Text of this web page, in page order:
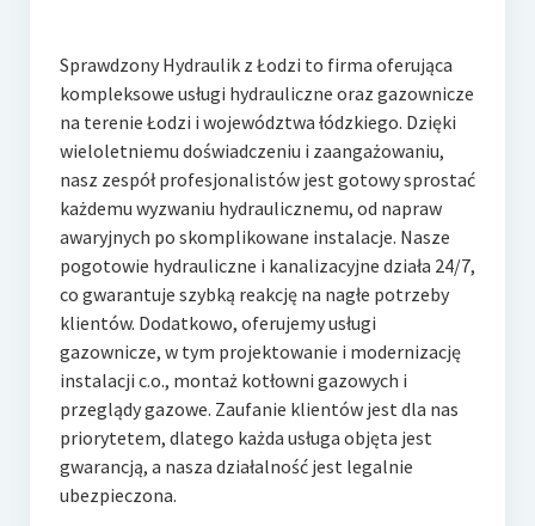
Sprawdzony Hydraulik z Łodzi to firma oferująca
kompleksowe usługi hydrauliczne oraz gazownicze
na terenie Łodzi i województwa łódzkiego. Dzięki
wieloletniemu doświadczeniu i zaangażowaniu,
nasz zespół profesjonalistów jest gotowy sprostać
każdemu wyzwaniu hydraulicznemu, od napraw
awaryjnych po skomplikowane instalacje. Nasze
pogotowie hydrauliczne i kanalizacyjne działa 24/7,
co gwarantuje szybką reakcję na nagłe potrzeby
klientów. Dodatkowo, oferujemy usługi
gazownicze, w tym projektowanie i modernizację
instalacji c.o., montaż kotłowni gazowych i
przeglądy gazowe. Zaufanie klientów jest dla nas
priorytetem, dlatego każda usługa objęta jest
gwarancją, a nasza działalność jest legalnie
ubezpieczona.